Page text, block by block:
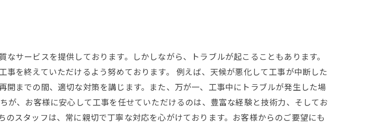
サービスを提供しております。しかしながら、トラブルが起こることもあります。
を終えていただけるよう努めております。 例えば、天候が悪化して工事が中断した
までの間、適切な対策を講じます。また、万が一、工事中にトラブルが発生した場
が、お客様に安心して工事を任せていただけるのは、豊富な経験と技術力、そしてお
スタッフは、常に親切で丁寧な対応を心がけております。お客様からのご要望にも